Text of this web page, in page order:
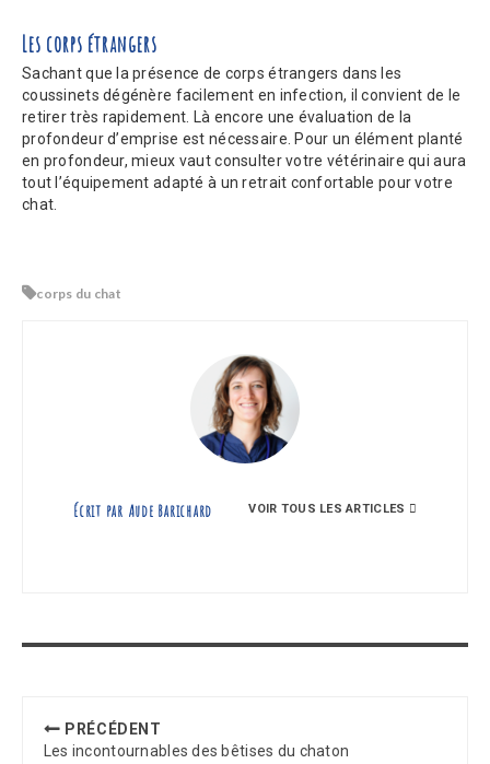
Les corps étrangers
Sachant que la présence de corps étrangers dans les
coussinets dégénère facilement en infection, il convient de le
retirer très rapidement. Là encore une évaluation de la
profondeur d’emprise est nécessaire. Pour un élément planté
en profondeur, mieux vaut consulter votre vétérinaire qui aura
tout l’équipement adapté à un retrait confortable pour votre
chat.
corps du chat
Écrit par Aude Barichard VOIR TOUS LES ARTICLES
PRÉCÉDENT
Article
Les incontournables des bêtises du chaton